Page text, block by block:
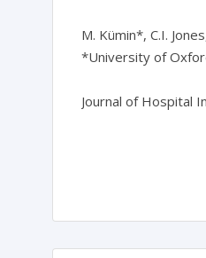
M. Kümin*, C.I.
*University of
Journal of Hospital